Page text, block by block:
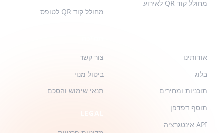
מחולל קוד QR לאירוע
מחולל קוד QR לטופס
אודותינו
בלוג
תוכניות ומחירים
תוסף דפדפן
API אינטגרציה
צור קשר
ביטול מנוי
תנאי שימוש והסכם